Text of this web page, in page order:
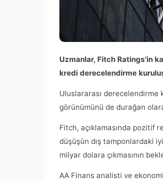
Uzmanlar, Fitch Ratings'in
kredi derecelendirme
Uluslararası derecelendirme
görünümünü de durağan
Fitch, açıklamasında pozitif
düşüşün dış tamponlardaki
milyar dolara çıkmasının
AA Finans analisti ve